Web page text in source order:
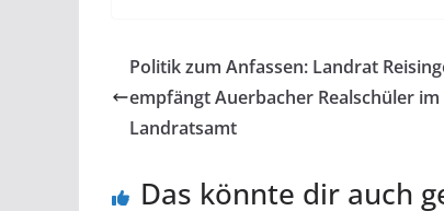
Politik zum Anfassen: Landrat
empfängt Auerbacher Realschüler im
Landratsamt
Das könnte dir auch